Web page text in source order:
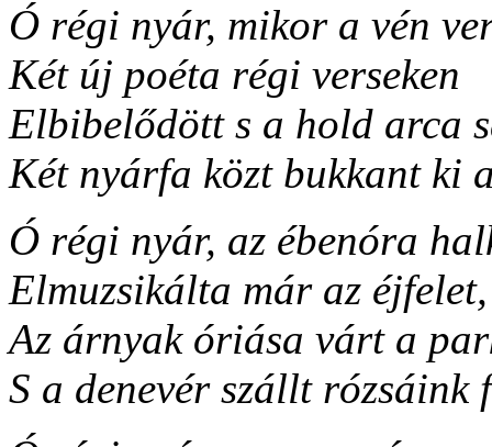
Ó régi nyár, mikor a vén
Két új poéta régi verseken
Elbibelődött s a hold arca
Két nyárfa közt bukkant ki
Ó régi nyár, az ébenóra
Elmuzsikálta már az éjfelet,
Az árnyak óriása várt a
S a denevér szállt rózsáink